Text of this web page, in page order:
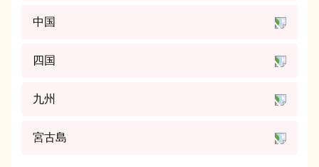
中国
四国
九州
宮古島